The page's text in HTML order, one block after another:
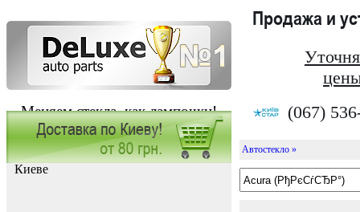
Меняем стекла, как лампочки!
Продажа и
(067)
Заказать установку автостекла в
Киеве
Автостекло »